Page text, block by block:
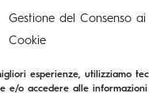
Gestione del Consenso ai
Cookie
esperienze, utilizziamo
e/o accedere alle informazioni